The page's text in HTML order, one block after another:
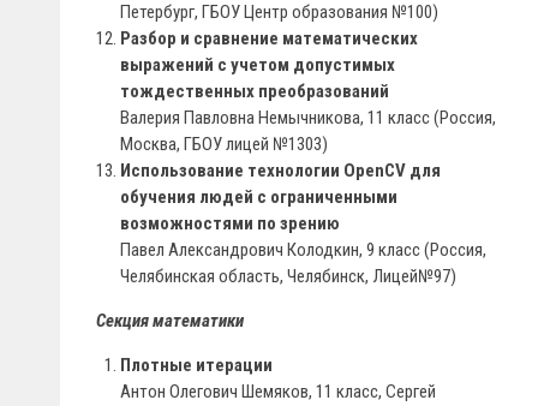
Петербург, ГБОУ Центр образования №100)
Разбор и сравнение математических
выражений с учетом допустимых
тождественных преобразований
Валерия Павловна Немычникова, 11 класс (Россия,
Москва, ГБОУ лицей №1303)
Использование технологии OpenCV для
обучения людей с ограниченными
возможностями по зрению
Павел Александрович Колодкин, 9 класс (Россия,
Челябинская область, Челябинск, Лицей№97)
Секция математики
Плотные итерации
Антон Олегович Шемяков, 11 класс, Сергей